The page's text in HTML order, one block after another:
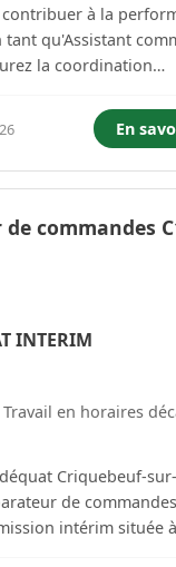
à la
tant qu'Assistant
la coordination
garantissant un
rigoureux des
renseignez et orient...
En
commandes
INTERIM
en horaires
Criquebeuf-
de
intérim située à